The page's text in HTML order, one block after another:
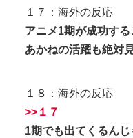
１７：海外の反応
アニメ1期が成功する
あかねの活躍も絶対
１８：海外の反応
>>１７
1期でも出てくるんじ